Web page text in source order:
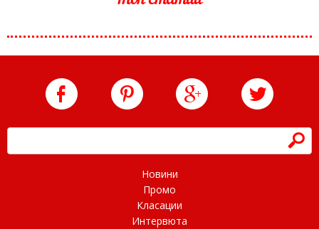
h
Новини
Промо
Класации
Интервюта